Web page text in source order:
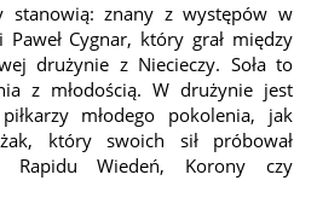
stanowią: znany z występów w
Cygnar, który grał między
drużynie z Niecieczy. Soła to
z młodością. W drużynie jest
młodego pokolenia, jak
który swoich sił próbował
Rapidu Wiedeń, Korony czy